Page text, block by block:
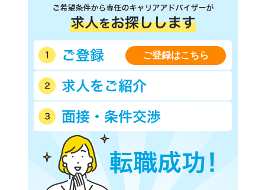
ご登録はこちら